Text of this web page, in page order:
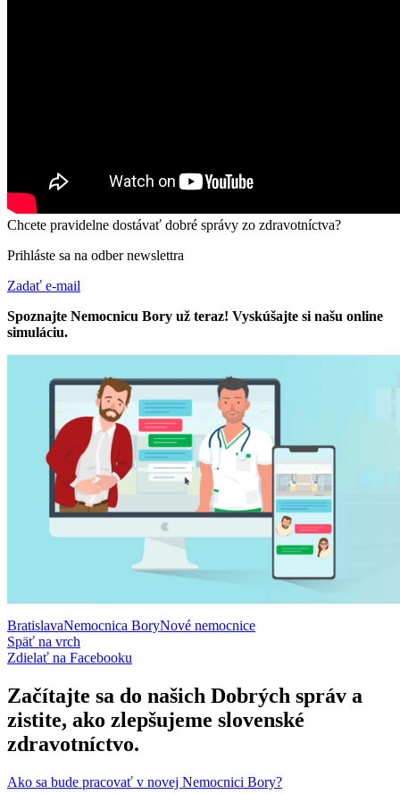
Chcete pravidelne dostávať dobré správy zo zdravotníctva?
Prihláste sa na odber newslettra
Zadať e-mail
Spoznajte Nemocnicu Bory už teraz! Vyskúšajte si našu online
simuláciu.
BratislavaNemocnica BoryNové nemocnice
Späť na vrch
Zdielať na Facebooku
Začítajte sa do našich Dobrých správ a
zistite, ako zlepšujeme slovenské
zdravotníctvo.
Ako sa bude pracovať v novej Nemocnici Bory?